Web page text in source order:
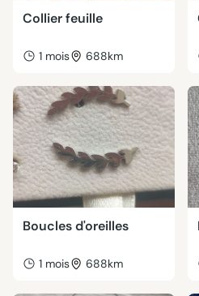
Collier feuille
1 mois 688km
Boucles d'oreilles
1 mois 688km